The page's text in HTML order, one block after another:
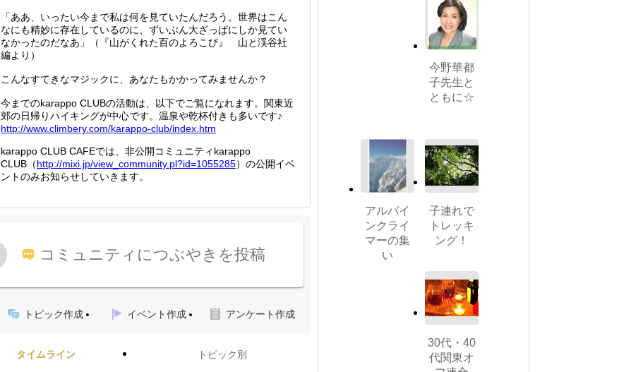
「ああ、いったい今まで私は何を見ていたんだろう。世界はこん
なにも精妙に存在しているのに、ずいぶん大ざっぱにしか見てい
なかったのだなあ」（『山がくれた百のよろこび』 山と渓谷社
編より）
こんなすてきなマジックに、あなたもかかってみませんか？
今までのkarappo CLUBの活動は、以下でご覧になれます。関東近
郊の日帰りハイキングが中心です。温泉や乾杯付きも多いです♪
http://www.climbery.com/karappo-club/index .htm
karappo CLUB CAFEでは、非公開コミュニティkarappo
CLUB（http://mixi.jp/view_community.pl?id=1055285）の公開イベ
ントのみお知らせしていきます。
コミュニティにつぶやきを投稿
トピック作成 イベント作成 アンケート作成
タイムライン トピック別
今野華都
子先生と
ともに☆
アルパイ
ンクライ
マーの集
い
子連れで
トレッキ
ング！
30代・40
代関東オ